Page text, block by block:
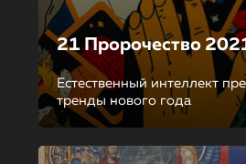
21 Пророчество
Естественный интеллект
тренды нового года